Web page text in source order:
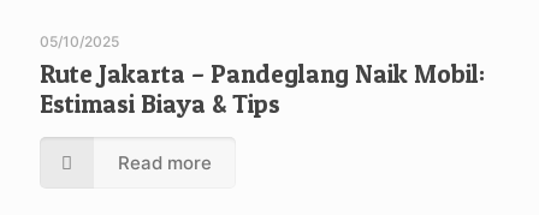
05/10/2025
Rute Jakarta – Pandeglang Naik Mobil:
Estimasi Biaya & Tips
Read more